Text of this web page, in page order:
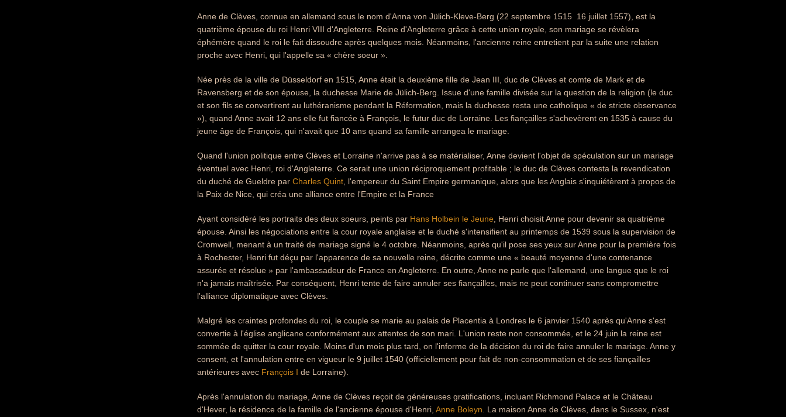
Anne de Clèves, connue en allemand sous le nom d'Anna von Jülich-Kleve-Berg (22 septembre 1515  16 juillet 1557), est la
quatrième épouse du roi Henri VIII d'Angleterre. Reine d'Angleterre grâce à cette union royale, son mariage se révèlera
éphémère quand le roi le fait dissoudre après quelques mois. Néanmoins, l'ancienne reine entretient par la suite une relation
proche avec Henri, qui l'appelle sa « chère soeur ».
Née près de la ville de Düsseldorf en 1515, Anne était la deuxième fille de Jean III, duc de Clèves et comte de Mark et de
Ravensberg et de son épouse, la duchesse Marie de Jülich-Berg. Issue d'une famille divisée sur la question de la religion (le duc
et son fils se convertirent au luthéranisme pendant la Réformation, mais la duchesse resta une catholique « de stricte observance
»), quand Anne avait 12 ans elle fut fiancée à François, le futur duc de Lorraine. Les fiançailles s'achevèrent en 1535 à cause du
jeune âge de François, qui n'avait que 10 ans quand sa famille arrangea le mariage.
Quand l'union politique entre Clèves et Lorraine n'arrive pas à se matérialiser, Anne devient l'objet de spéculation sur un mariage
éventuel avec Henri, roi d'Angleterre. Ce serait une union réciproquement profitable ; le duc de Clèves contesta la revendication
du duché de Gueldre par Charles Quint , l'empereur du Saint Empire germanique, alors que les Anglais s'inquiétèrent à propos de
la Paix de Nice, qui créa une alliance entre l'Empire et la France
Ayant considéré les portraits des deux soeurs, peints par Hans Holbein le Jeune , Henri choisit Anne pour devenir sa quatrième
épouse. Ainsi les négociations entre la cour royale anglaise et le duché s'intensifient au printemps de 1539 sous la supervision de
Cromwell, menant à un traité de mariage signé le 4 octobre. Néanmoins, après qu'il pose ses yeux sur Anne pour la première fois
à Rochester, Henri fut déçu par l'apparence de sa nouvelle reine, décrite comme une « beauté moyenne d'une contenance
assurée et résolue » par l'ambassadeur de France en Angleterre. En outre, Anne ne parle que l'allemand, une langue que le roi
n'a jamais maîtrisée. Par conséquent, Henri tente de faire annuler ses fiançailles, mais ne peut continuer sans compromettre
l'alliance diplomatique avec Clèves.
Malgré les craintes profondes du roi, le couple se marie au palais de Placentia à Londres le 6 janvier 1540 après qu'Anne s'est
convertie à l'église anglicane conformément aux attentes de son mari. L'union reste non consommée, et le 24 juin la reine est
sommée de quitter la cour royale. Moins d'un mois plus tard, on l'informe de la décision du roi de faire annuler le mariage. Anne y
consent, et l'annulation entre en vigueur le 9 juillet 1540 (officiellement pour fait de non-consommation et de ses fiançailles
antérieures avec François I de Lorraine).
Après l'annulation du mariage, Anne de Clèves reçoit de généreuses gratifications, incluant Richmond Palace et le Château
d'Hever, la résidence de la famille de l'ancienne épouse d'Henri, Anne Boleyn . La maison Anne de Clèves, dans le Sussex, n'est